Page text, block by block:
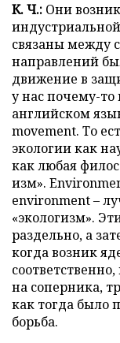
К. Ч.: Они
связаны между
направлений
движение в
у нас почему-то
английском
movement. То
экологии как
как любая
изм».
environment –
«экологизм».
раздельно, а
когда возник
на соперника,
как тогда было
борьба.